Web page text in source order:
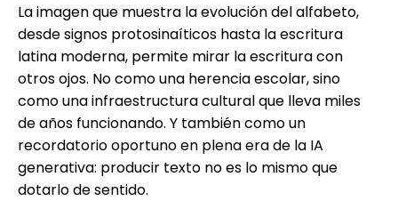
La imagen que muestra la evolución del alfabeto,
desde signos protosinaíticos hasta la escritura
latina moderna, permite mirar la escritura con
otros ojos. No como una herencia escolar, sino
como una infraestructura cultural que lleva miles
de años funcionando. Y también como un
recordatorio oportuno en plena era de la IA
generativa: producir texto no es lo mismo que
dotarlo de sentido.